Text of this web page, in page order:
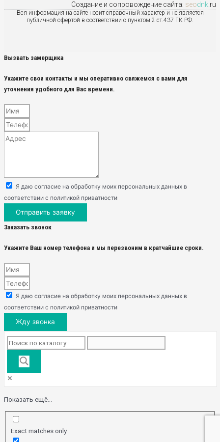
Создание и сопровождение сайта: seodnk .ru
Вся информация на сайте носит справочный характер и не является
публичной офертой в соответствии с пунктом 2 ст.437 ГК РФ.
Вызвать замерщика
Укажите свои контакты и мы оперативно свяжемся с вами для
уточнения удобного для Вас времени.
Я даю согласие на обработку моих персональных данных в
соответствии с политикой приватности
Отправить заявку
Заказать звонок
Укажите Ваш номер телефона и мы перезвоним в кратчайшие сроки.
Я даю согласие на обработку моих персональных данных в
соответствии с политикой приватности
Жду звонка
Показать ещё...
Exact matches only